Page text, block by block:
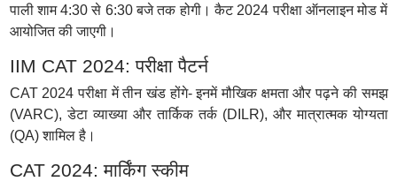
पाली शाम 4:30 से 6:30 बजे तक होगी। कैट 2024 परीक्षा ऑनलाइन मोड में
आयोजित की जाएगी।
IIM CAT 2024: परीक्षा पैटर्न
CAT 2024 परीक्षा में तीन खंड होंगे- इनमें मौखिक क्षमता और पढ़ने की समझ
(VARC), डेटा व्याख्या और तार्किक तर्क (DILR), और मात्रात्मक योग्यता
(QA) शामिल है।
CAT 2024: मार्किंग स्कीम